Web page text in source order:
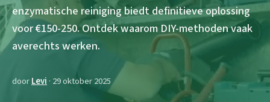
enzymatische reiniging biedt definitieve oplossing
voor €150-250. Ontdek waarom DIY-methoden vaak
averechts werken.
doorLevi · 29 oktober 2025